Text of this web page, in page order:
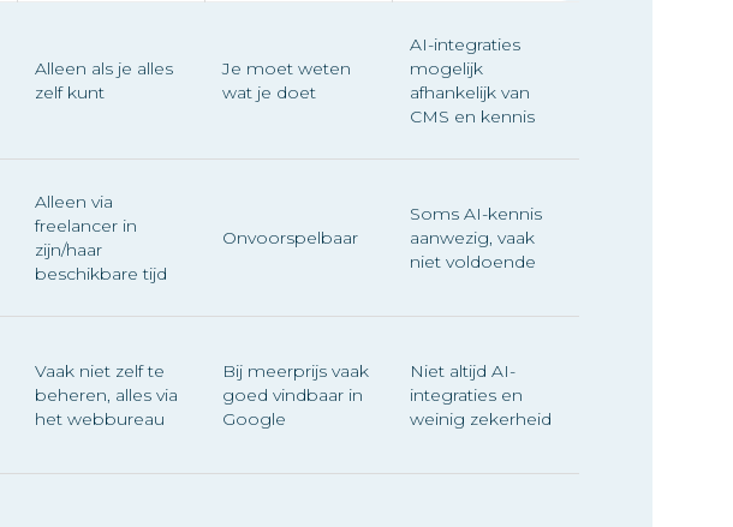
Alleen als je alles
zelf kunt
Je moet weten
wat je doet
AI-integraties
mogelijk
afhankelijk van
CMS en kennis
Alleen via
freelancer in
zijn/haar
beschikbare tijd
Onvoorspelbaar
Soms AI-kennis
aanwezig, vaak
niet voldoende
Vaak niet zelf te
beheren, alles via
het webbureau
Bij meerprijs vaak
goed vindbaar in
Google
Niet altijd AI-
integraties en
weinig zekerheid